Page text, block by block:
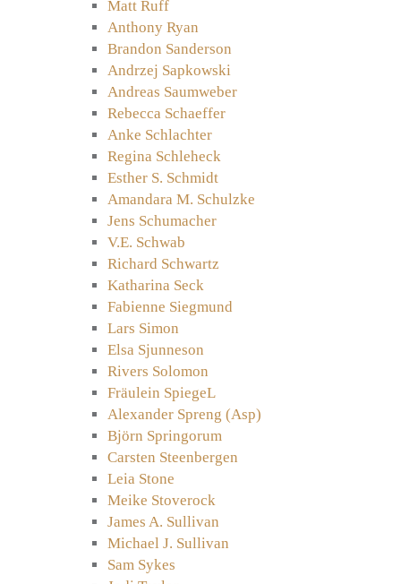
Matt Ruff
Anthony Ryan
Brandon Sanderson
Andrzej Sapkowski
Andreas Saumweber
Rebecca Schaeffer
Anke Schlachter
Regina Schleheck
Esther S. Schmidt
Amandara M. Schulzke
Jens Schumacher
V.E. Schwab
Richard Schwartz
Katharina Seck
Fabienne Siegmund
Lars Simon
Elsa Sjunneson
Rivers Solomon
Fräulein SpiegeL
Alexander Spreng (Asp)
Björn Springorum
Carsten Steenbergen
Leia Stone
Meike Stoverock
James A. Sullivan
Michael J. Sullivan
Sam Sykes